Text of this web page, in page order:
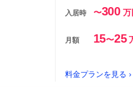
入居時 〜300万
月額 15〜25
料金プランを見る ›